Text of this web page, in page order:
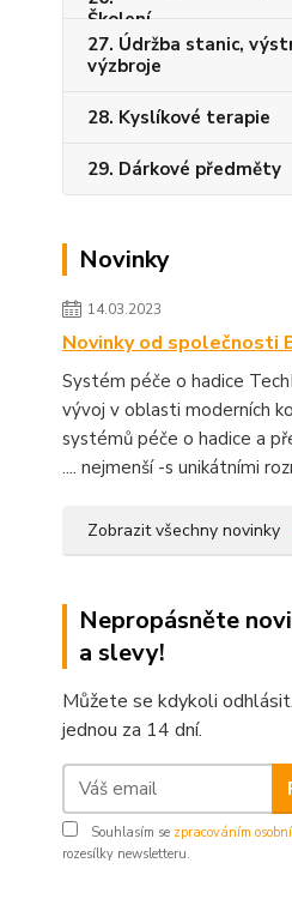
27. Údržba stanic,
výzbroje
28. Kyslíkové terapie
29. Dárkové předměty
Novinky
14.03.2023
Novinky od společnosti
Systém péče o hadice
vývoj v oblasti moderních
systémů péče o hadice a
.... nejmenší -s unikátními
Zobrazit všechny novinky
Nepropásněte
a slevy!
Můžete se kdykoli
jednou za 14 dní.
Souhlasím se zpracováním
rozesílky newsletteru.